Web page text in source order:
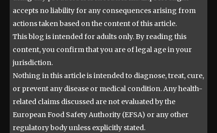
accepts no liability for any consequences arising from
actions taken based on the content of this article.
This blog is intended for adults only. By reading this
content, you confirm that you are of legal age in your
jurisdiction.
Nothing in this article is intended to diagnose, treat, cure,
or prevent any disease or medical condition. Any health-
related claims discussed are not evaluated by the
European Food Safety Authority (EFSA) or any other
regulatory body unless explicitly stated.